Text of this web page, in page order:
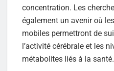
concentration. Les
également un avenir où
mobiles permettront de
l’activité cérébrale et les
métabolites liés à la santé.